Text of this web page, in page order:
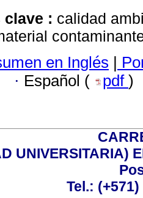
clave : calidad
en Inglés |
· Español ( pdf )
UNIVERSITARIA)
Tel.: